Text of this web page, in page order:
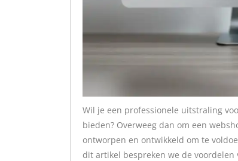
Wil je een professionele uitstraling
bieden? Overweeg dan om een
ontworpen en ontwikkeld om te
dit artikel bespreken we de